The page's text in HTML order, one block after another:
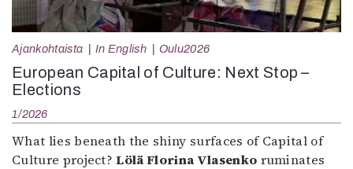
Ajankohtaista In English Oulu2026
European Capital of Culture: Next Stop –
Elections
1/2026
What lies beneath the shiny surfaces of Capital of
Culture project?Lölä Florina Vlasenko ruminates